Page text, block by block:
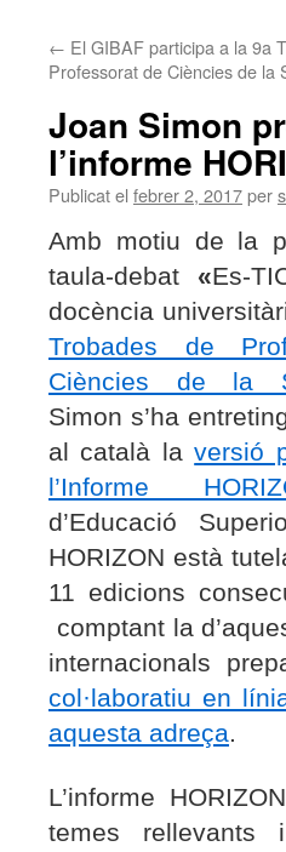
← El GIBAF participa a la 9a
Professorat de Ciències de la
Joan Simon
l’informe
Publicat el febrer 2, 2017per
Amb motiu de la
taula-debat «Es-
docència
Trobades de
Ciències de la
Simon s’ha
al català laversió
l’Informe
d’Educació
HORIZON està
11 edicions
comptant la
internacionals
col·laboratiu en
aquesta adreça.
L’informe
temes rellevants